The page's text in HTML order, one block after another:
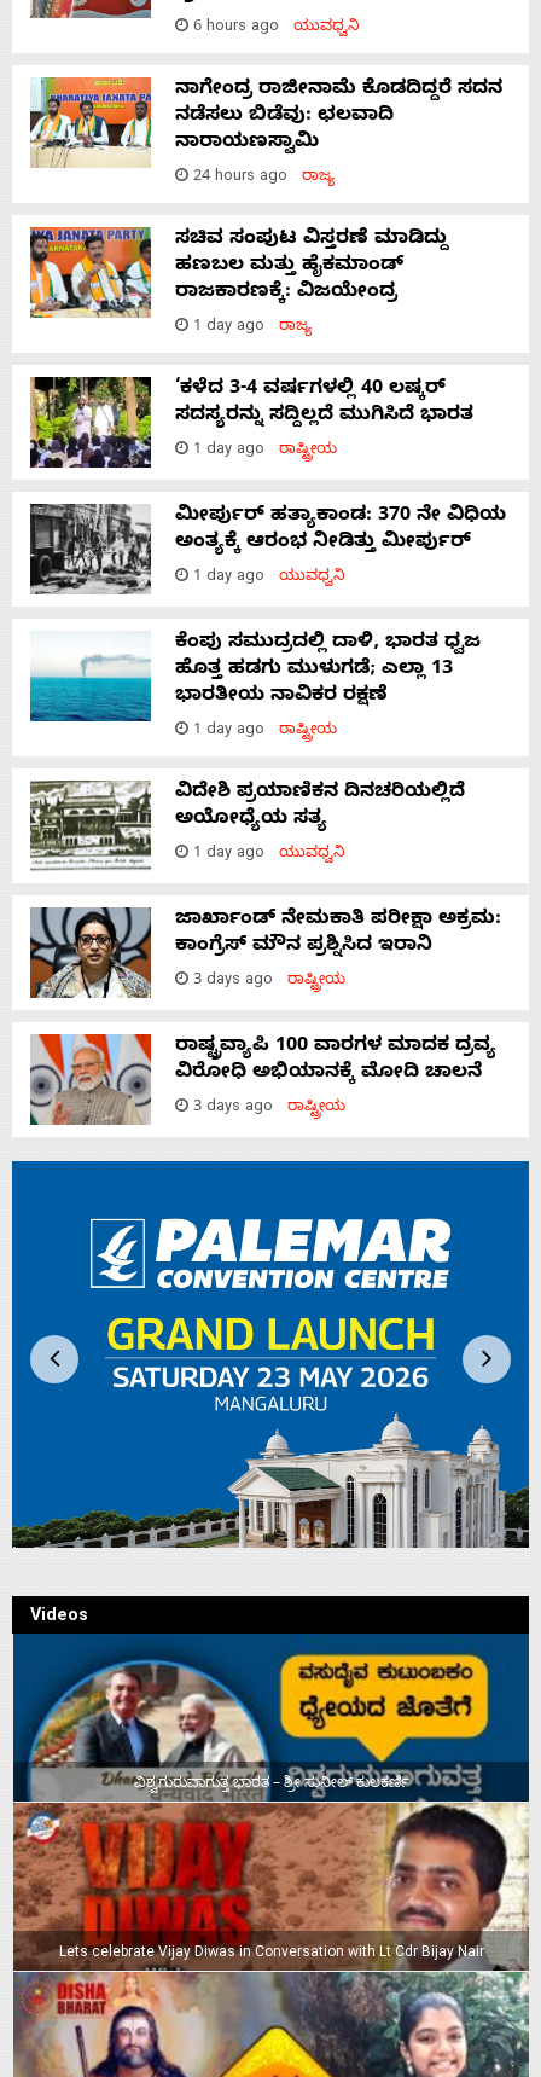
6 hours ago ಯುವಧ್ವನಿ
ನಾಗೇಂದ್ರ ರಾಜೀನಾಮೆ ಕೊಡದಿದ್ದರೆ ಸದನ
ನಡೆಸಲು ಬಿಡೆವು: ಛಲವಾದಿ
ನಾರಾಯಣಸ್ವಾಮಿ
24 hours ago ರಾಜ್ಯ
ಸಚಿವ ಸಂಪುಟ ವಿಸ್ತರಣೆ ಮಾಡಿದ್ದು
ಹಣಬಲ ಮತ್ತು ಹೈಕಮಾಂಡ್
ರಾಜಕಾರಣಕ್ಕೆ: ವಿಜಯೇಂದ್ರ
1 day ago ರಾಜ್ಯ
‘ಕಳೆದ 3-4 ವರ್ಷಗಳಲ್ಲಿ 40 ಲಷ್ಕರ್
ಸದಸ್ಯರನ್ನು ಸದ್ದಿಲ್ಲದೆ ಮುಗಿಸಿದೆ ಭಾರತ
1 day ago ರಾಷ್ಟ್ರೀಯ
ಮೀರ್ಪುರ್ ಹತ್ಯಾಕಾಂಡ: 370 ನೇ ವಿಧಿಯ
ಅಂತ್ಯಕ್ಕೆ ಆರಂಭ ನೀಡಿತ್ತು ಮೀರ್ಪುರ್
1 day ago ಯುವಧ್ವನಿ
ಕೆಂಪು ಸಮುದ್ರದಲ್ಲಿ ದಾಳಿ, ಭಾರತ ಧ್ವಜ
ಹೊತ್ತ ಹಡಗು ಮುಳುಗಡೆ; ಎಲ್ಲಾ 13
ಭಾರತೀಯ ನಾವಿಕರ ರಕ್ಷಣೆ
1 day ago ರಾಷ್ಟ್ರೀಯ
ವಿದೇಶಿ ಪ್ರಯಾಣಿಕನ ದಿನಚರಿಯಲ್ಲಿದೆ
ಅಯೋಧ್ಯೆಯ ಸತ್ಯ
1 day ago ಯುವಧ್ವನಿ
ಜಾರ್ಖಾಂಡ್‌ ನೇಮಕಾತಿ ಪರೀಕ್ಷಾ ಅಕ್ರಮ:
ಕಾಂಗ್ರೆಸ್‌ ಮೌನ ಪ್ರಶ್ನಿಸಿದ ಇರಾನಿ
3 days ago ರಾಷ್ಟ್ರೀಯ
ರಾಷ್ಟ್ರವ್ಯಾಪಿ 100 ವಾರಗಳ ಮಾದಕ ದ್ರವ್ಯ
ವಿರೋಧಿ ಅಭಿಯಾನಕ್ಕೆ ಮೋದಿ ಚಾಲನೆ
3 days ago ರಾಷ್ಟ್ರೀಯ
Videos
ವಿಶ್ವಗುರುವಾಗುತ್ತ ಭಾರತ – ಶ್ರೀ ಸುನೀಲ್‌ ಕುಲಕರ್ಣಿ
Lets celebrate Vijay Diwas in Conversation with Lt Cdr Bijay Nair